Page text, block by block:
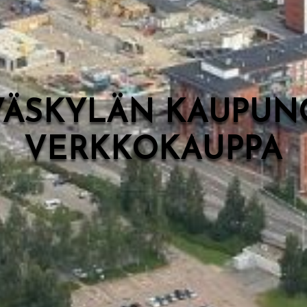
VERKKOKAUPPA